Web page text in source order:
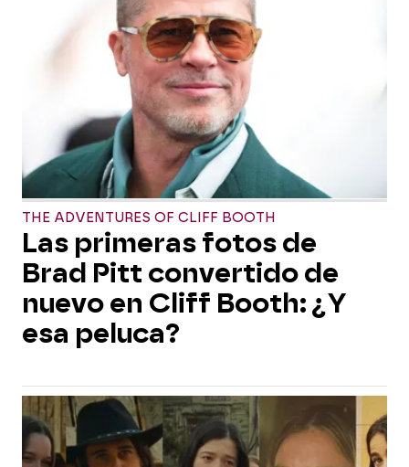
THE ADVENTURES OF CLIFF BOOTH
Las primeras fotos de
Brad Pitt convertido de
nuevo en Cliff Booth: ¿Y
esa peluca?